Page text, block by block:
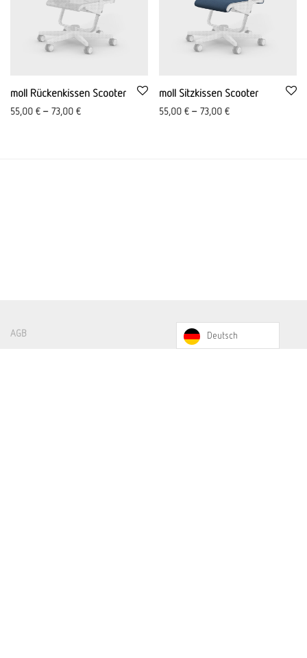
moll Rückenkissen Scooter
55,00 € – 73,00 €
moll Sitzkissen Scooter
55,00 € – 73,00 €
AGB Deutsch